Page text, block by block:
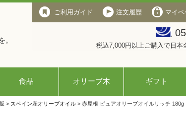
。
ご利用ガイド 注文履歴 マイペ
税込7,000円以上ご購入で日
食品 オリーブ木 ギフト
> スペイン産オリーブオイル> 赤屋根 ピュアオリーブオイルリッチ 180g